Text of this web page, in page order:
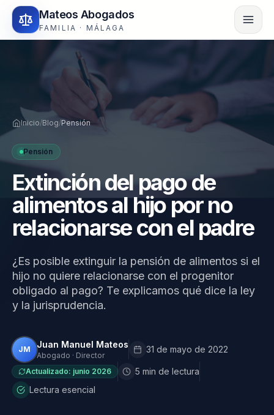
Mateos Abogados
FAMILIA · MÁLAGA
Inicio/Blog/Pensión
Pensión
Extinción del pago de
alimentos al hijo por no
relacionarse con el padre
¿Es posible extinguir la pensión de alimentos si el
hijo no quiere relacionarse con el progenitor
obligado al pago? Te explicamos qué dice la ley
y la jurisprudencia.
JM Juan Manuel Mateos
Abogado · Director
31 de mayo de 2022
Actualizado: junio 2026
5 min de lectura
Lectura esencial